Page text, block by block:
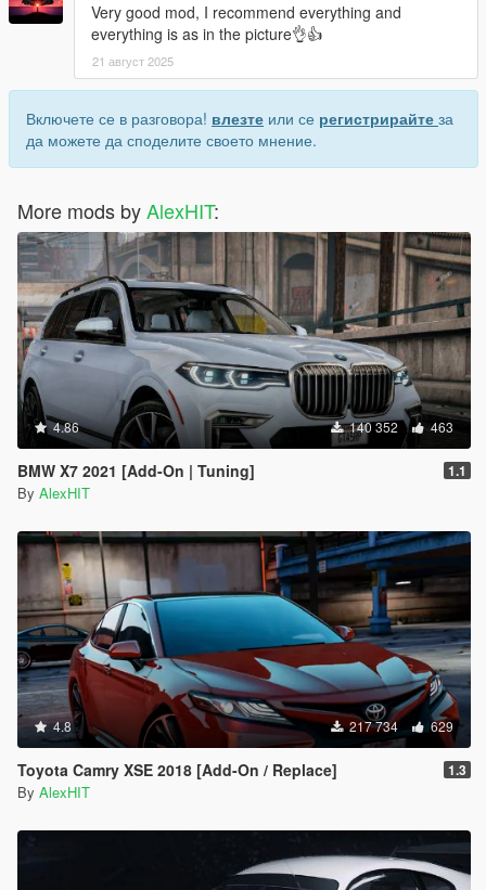
Very good mod, I recommend everything and
everything is as in the picture👌👍
21 август 2025
Включете се в разговора! влезте или се регистрирайте за
да можете да споделите своето мнение.
More mods byAlexHIT:
4.86 140 352 463
BMW X7 2021 [Add-On | Tuning] 1.1
By AlexHIT
4.8 217 734 629
Toyota Camry XSE 2018 [Add-On / Replace] 1.3
By AlexHIT